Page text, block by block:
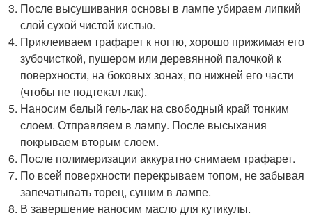
После высушивания основы в лампе убираем липкий
слой сухой чистой кистью.
Приклеиваем трафарет к ногтю, хорошо прижимая его
зубочисткой, пушером или деревянной палочкой к
поверхности, на боковых зонах, по нижней его части
(чтобы не подтекал лак).
Наносим белый гель-лак на свободный край тонким
слоем. Отправляем в лампу. После высыхания
покрываем вторым слоем.
После полимеризации аккуратно снимаем трафарет.
По всей поверхности перекрываем топом, не забывая
запечатывать торец, сушим в лампе.
В завершение наносим масло для кутикулы.